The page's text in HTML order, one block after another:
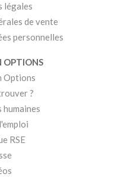
légales
de vente
personnelles
OPTIONS
Options
?
humaines
RSE